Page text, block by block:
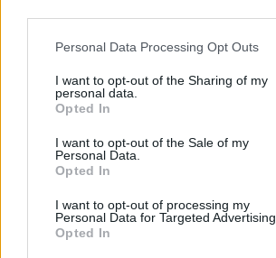
Personal Data Processing Opt Outs
I want to opt-out of the Sharing of my
personal data.
Opted In
I want to opt-out of the Sale of my
Personal Data.
Opted In
I want to opt-out of processing my
Personal Data for Targeted Advertising.
Opted In
Pár éven belül szivacsvárosokká
településeinket – Podcast
PODCAST 2 perc